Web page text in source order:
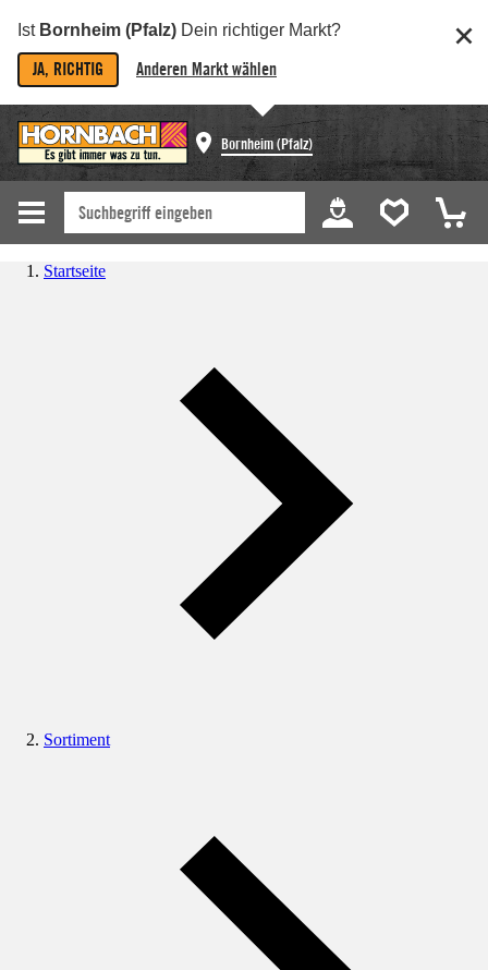
Ist Bornheim (Pfalz) Dein richtiger Markt?
JA, RICHTIG Anderen Markt wählen
Bornheim (Pfalz)
Startseite
Sortiment